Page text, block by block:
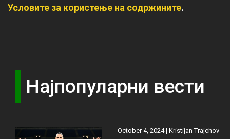
Условите за користење на содржините.
Најпопуларни вести
October 4, 2024 |Kristijan Trajchov